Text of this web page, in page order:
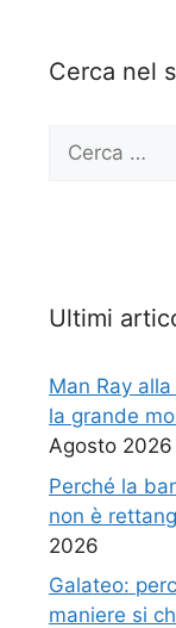
Cerca nel
Ricerca
Ultimi
Man Ray
la grande
Agosto 2026
Perché la
non è
2026
Galateo:
maniere si